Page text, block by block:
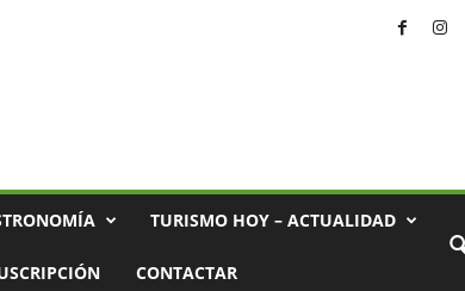
TURISMO HOY – ACTUALIDAD
CONTACTAR